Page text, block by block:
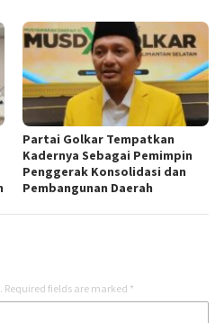
Partai Golkar Tempatkan
Kadernya Sebagai Pemimpin
Penggerak Konsolidasi dan
Pembangunan Daerah
Required fields are marked *